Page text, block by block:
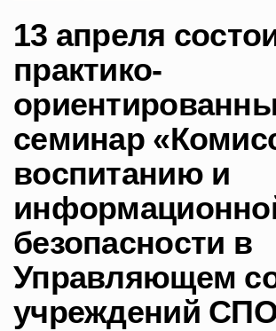
13 апреля
практико-
семинар
воспитанию и
безопасности в
Управляющем
учреждений